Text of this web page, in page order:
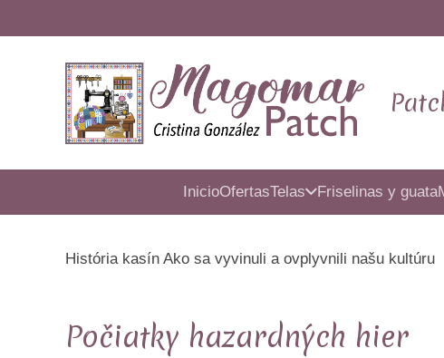
InicioOfertasTelas Friselinas y guata
História kasín Ako sa vyvinuli a ovplyvnili našu kultúru
Počiatky hazardných hier